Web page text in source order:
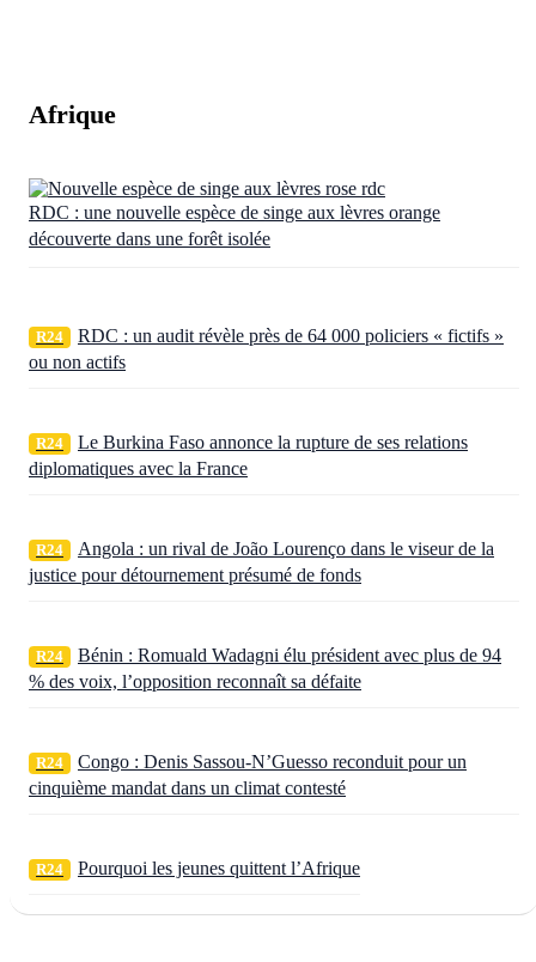
Afrique
RDC : une nouvelle espèce de singe aux lèvres orange
découverte dans une forêt isolée
R24
RDC : un audit révèle près de 64 000 policiers « fictifs »
ou non actifs
R24
Le Burkina Faso annonce la rupture de ses relations
diplomatiques avec la France
R24
Angola : un rival de João Lourenço dans le viseur de la
justice pour détournement présumé de fonds
R24
Bénin : Romuald Wadagni élu président avec plus de 94
% des voix, l’opposition reconnaît sa défaite
R24
Congo : Denis Sassou‑N’Guesso reconduit pour un
cinquième mandat dans un climat contesté
R24 Pourquoi les jeunes quittent l’Afrique